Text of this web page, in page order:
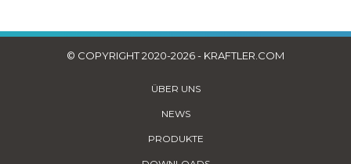
© COPYRIGHT 2020-2026 - KRAFTLER.COM
ÜBER UNS
NEWS
PRODUKTE